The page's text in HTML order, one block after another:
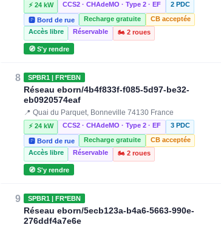
⚡ 24 kW CCS2 · CHAdeMO · Type 2 · EF 2 PDC
🅿️ Bord de rue Recharge gratuite
CB acceptée
Accès libre
Réservable 🏍️ 2 roues
🧭 S'y rendre
8 SPBR1 | FR*EBN
Réseau eborn/4b4f833f-f085-5d97-be32-
eb0920574eaf
📍 Quai du Parquet, Bonneville 74130 France
⚡ 24 kW CCS2 · CHAdeMO · Type 2 · EF 3 PDC
🅿️ Bord de rue Recharge gratuite
CB acceptée
Accès libre
Réservable 🏍️ 2 roues
🧭 S'y rendre
9 SPBR1 | FR*EBN
Réseau eborn/5ecb123a-b4a6-5663-990e-
276ddf4a7e6e